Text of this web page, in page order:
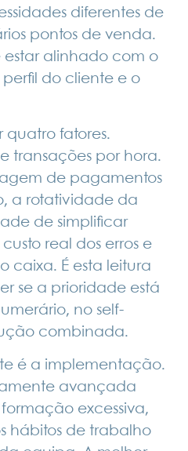
diferentes de
pontos de venda.
estar alinhado com o
do cliente e o
quatro fatores.
transações por hora.
de pagamentos
a rotatividade da
de simplificar
real dos erros e
caixa. É esta leitura
se a prioridade está
no self-
combinada.
é a implementação.
avançada
excessiva,
hábitos de trabalho